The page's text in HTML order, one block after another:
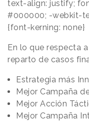
text-align: justify;
#000000; -webkit-
{font-kerning: none}
En lo que respecta
reparto de casos
Estrategia más
Mejor Campaña
Mejor Acción
Mejor Campaña